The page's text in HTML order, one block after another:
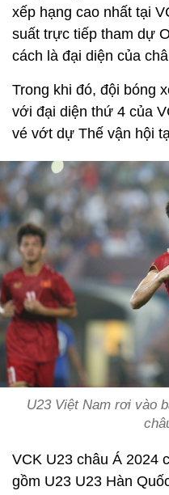
xếp hạng cao nhất tại
suất trực tiếp tham dự
cách là đại diện của
Trong khi đó, đội bóng
với đại diện thứ 4 của
vé vớt dự Thế vận hội
U23 Việt Nam rơi vào
VCK U23 châu Á 2024
gồm U23 U23 Hàn